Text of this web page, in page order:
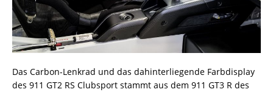
Das Carbon-Lenkrad und das dahinterliegende Farbdisplay
des 911 GT2 RS Clubsport stammt aus dem 911 GT3 R des